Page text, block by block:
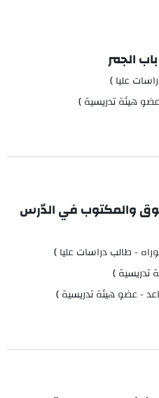
الجمر
عليا )
هيئة تدريسية )
والمكتوب في الدّرس
- طالب دراسات عليا )
تدريسية )
- عضو هيئة تدريسية )